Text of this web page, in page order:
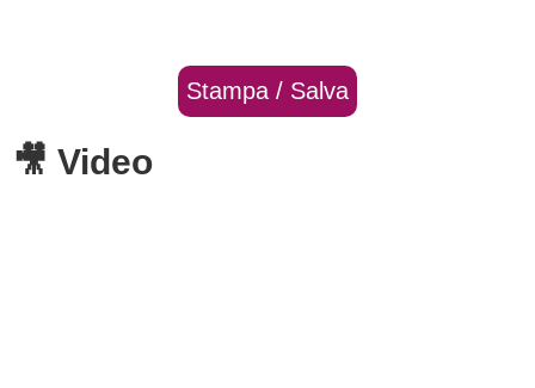
Stampa / Salva
🎥 Video